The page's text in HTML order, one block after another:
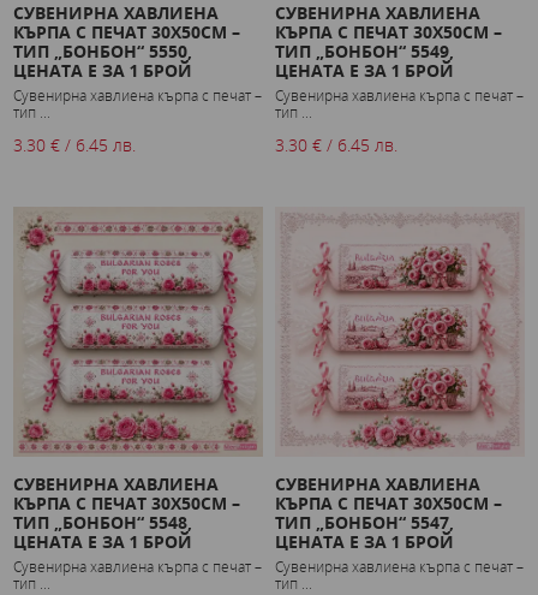
СУВЕНИРНА ХАВЛИЕНА
КЪРПА С ПЕЧАТ 30X50СМ –
ТИП „БОНБОН“ 5550,
ЦЕНАТА Е ЗА 1 БРОЙ
Сувенирна хавлиена кърпа с печат –
тип ...
3.30 € / 6.45 лв.
СУВЕНИРНА ХАВЛИЕНА
КЪРПА С ПЕЧАТ 30X50СМ –
ТИП „БОНБОН“ 5549,
ЦЕНАТА Е ЗА 1 БРОЙ
Сувенирна хавлиена кърпа с печат –
тип ...
3.30 € / 6.45 лв.
СУВЕНИРНА ХАВЛИЕНА
КЪРПА С ПЕЧАТ 30X50СМ –
ТИП „БОНБОН“ 5548,
ЦЕНАТА Е ЗА 1 БРОЙ
Сувенирна хавлиена кърпа с печат –
тип ...
СУВЕНИРНА ХАВЛИЕНА
КЪРПА С ПЕЧАТ 30X50СМ –
ТИП „БОНБОН“ 5547,
ЦЕНАТА Е ЗА 1 БРОЙ
Сувенирна хавлиена кърпа с печат –
тип ...